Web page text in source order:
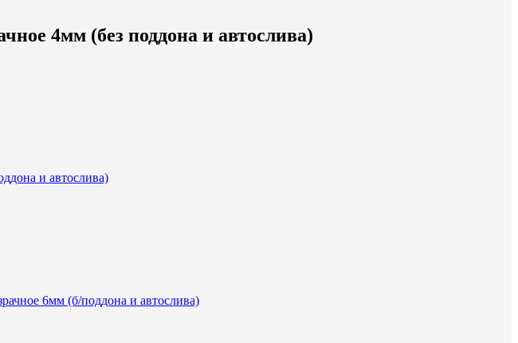
4мм (без поддона и автослива)
и автослива)
6мм (б/поддона и автослива)